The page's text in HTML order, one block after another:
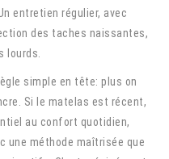
entretien régulier, avec
des taches naissantes,
lourds.
simple en tête: plus on
Si le matelas est récent,
au confort quotidien,
une méthode maîtrisée que